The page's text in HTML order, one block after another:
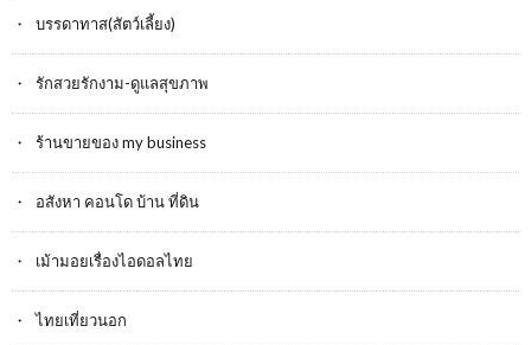
บรรดาทาส(สัตว์เลี้ยง)
รักสวยรักงาม-ดูแลสุขภาพ
ร้านขายของ my business
อสังหา คอนโด บ้าน ที่ดิน
เม้ามอยเรื่องไอดอลไทย
ไทยเที่ยวนอก